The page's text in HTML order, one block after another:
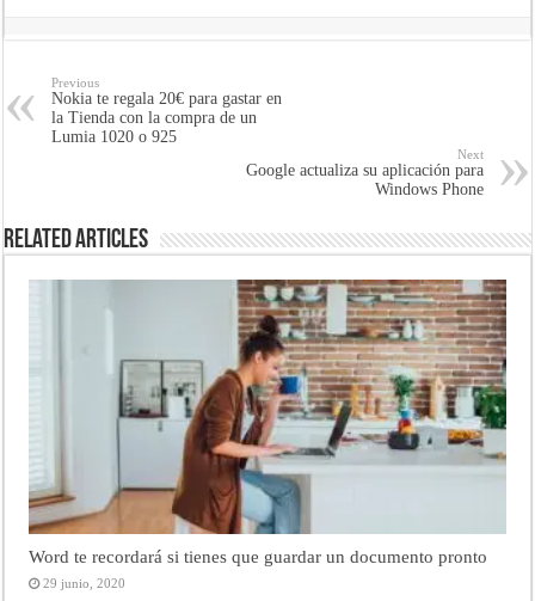
Previous
Nokia te regala 20€ para gastar en
la Tienda con la compra de un
Lumia 1020 o 925
Next
Google actualiza su aplicación para
Windows Phone
Related Articles
Word te recordará si tienes que guardar un documento pronto
29 junio, 2020